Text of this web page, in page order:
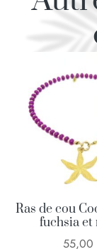
Ras de cou
fuchsia et
55,00